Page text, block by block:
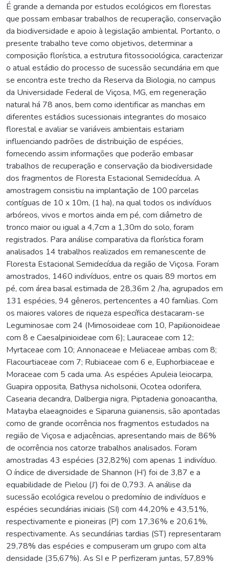
É grande a demanda por estudos ecológicos em florestas
que possam embasar trabalhos de recuperação, conservação
da biodiversidade e apoio à legislação ambiental. Portanto, o
presente trabalho teve como objetivos, determinar a
composição florística, a estrutura fitossociológica, caracterizar
o atual estádio do processo de sucessão secundária em que
se encontra este trecho da Reserva da Biologia, no campus
da Universidade Federal de Viçosa, MG, em regeneração
natural há 78 anos, bem como identificar as manchas em
diferentes estádios sucessionais integrantes do mosaico
florestal e avaliar se variáveis ambientais estariam
influenciando padrões de distribuição de espécies,
fornecendo assim informações que poderão embasar
trabalhos de recuperação e conservação da biodiversidade
dos fragmentos de Floresta Estacional Semidecídua. A
amostragem consistiu na implantação de 100 parcelas
contíguas de 10 x 10m, (1 ha), na qual todos os indivíduos
arbóreos, vivos e mortos ainda em pé, com diâmetro de
tronco maior ou igual a 4,7cm a 1,30m do solo, foram
registrados. Para análise comparativa da florística foram
analisados 14 trabalhos realizados em remanescente de
Floresta Estacional Semidecídua da região de Viçosa. Foram
amostrados, 1460 indivíduos, entre os quais 89 mortos em
pé, com área basal estimada de 28,36m 2 /ha, agrupados em
131 espécies, 94 gêneros, pertencentes a 40 famílias. Com
os maiores valores de riqueza específica destacaram-se
Leguminosae com 24 (Mimosoideae com 10, Papilionoideae
com 8 e Caesalpinioideae com 6); Lauraceae com 12;
Myrtaceae com 10; Annonaceae e Meliaceae ambas com 8;
Flacourtiaceae com 7; Rubiaceae com 6 e, Euphorbiaceae e
Moraceae com 5 cada uma. As espécies Apuleia leiocarpa,
Guapira opposita, Bathysa nicholsonii, Ocotea odorifera,
Casearia decandra, Dalbergia nigra, Piptadenia gonoacantha,
Matayba elaeagnoides e Siparuna guianensis, são apontadas
como de grande ocorrência nos fragmentos estudados na
região de Viçosa e adjacências, apresentando mais de 86%
de ocorrência nos catorze trabalhos analisados. Foram
amostradas 43 espécies (32,82%) com apenas 1 indivíduo.
O índice de diversidade de Shannon (H’) foi de 3,87 e a
equabilidade de Pielou (J’) foi de 0,793. A análise da
sucessão ecológica revelou o predomínio de indivíduos e
espécies secundárias iniciais (SI) com 44,20% e 43,51%,
respectivamente e pioneiras (P) com 17,36% e 20,61%,
respectivamente. As secundárias tardias (ST) representaram
29,78% das espécies e compuseram um grupo com alta
densidade (35,67%). As SI e P perfizeram juntas, 57,89%